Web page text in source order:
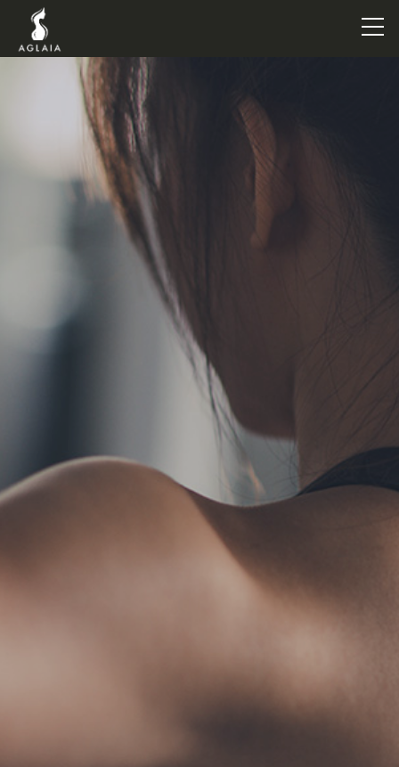
FAQ
FLOW
AGLAIA Blog
TERMS
フォーム予約